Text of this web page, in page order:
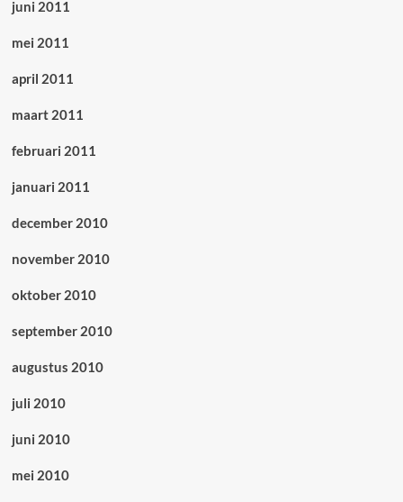
juni 2011
mei 2011
april 2011
maart 2011
februari 2011
januari 2011
december 2010
november 2010
oktober 2010
september 2010
augustus 2010
juli 2010
juni 2010
mei 2010